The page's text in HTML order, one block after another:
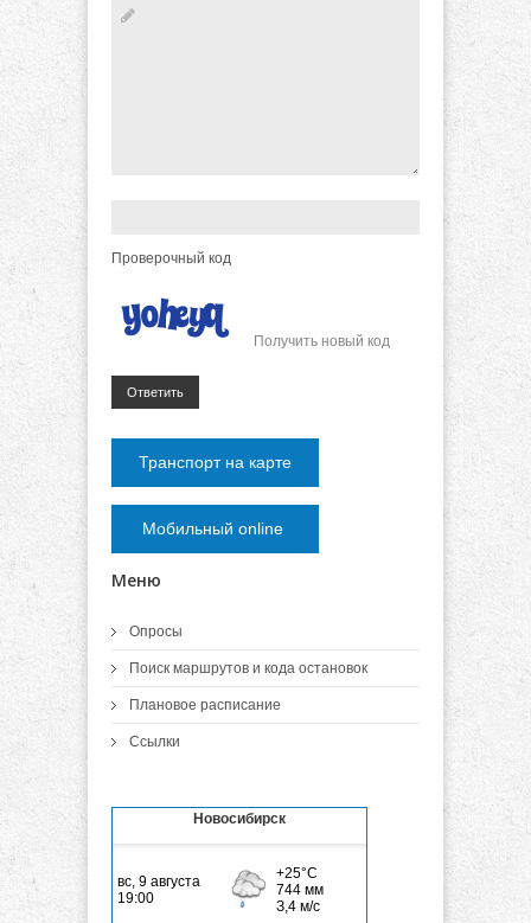
Проверочный код
Получить новый код
Ответить
Транспорт на карте
Мобильный online
Меню
Опросы
Поиск маршрутов и кода остановок
Плановое расписание
Ссылки
Новосибирск